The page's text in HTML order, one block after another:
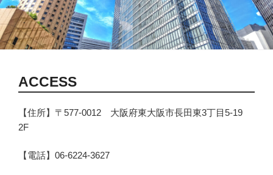
ッ
プ
ACCESS
【住所】〒577-0012 大阪府東大阪市長田東3丁目5-19
2F
【電話】06-6224-3627